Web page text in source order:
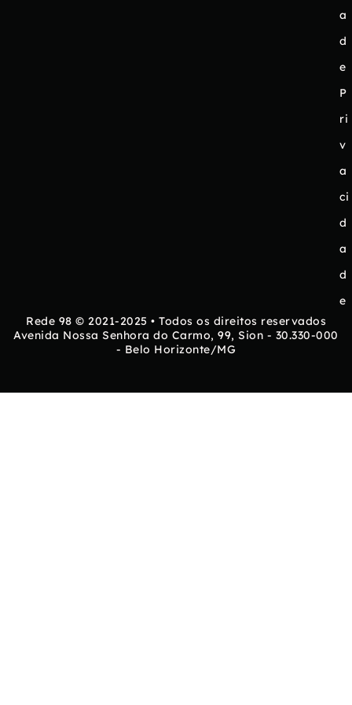
a
d
e
P
ri
v
a
ci
d
a
d
e
Rede 98 © 2021-2025 • Todos os direitos reservados
Avenida Nossa Senhora do Carmo, 99, Sion - 30.330-000
- Belo Horizonte/MG